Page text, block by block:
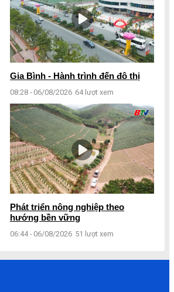
Gia Bình - Hành trình đến đô thị
08:28 - 06/08/2026 64 lượt xem
Phát triển nông nghiệp theo
hướng bền vững
06:44 - 06/08/2026 51 lượt xem